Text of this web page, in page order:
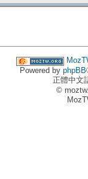
Powered by phpBB
正體中文
©